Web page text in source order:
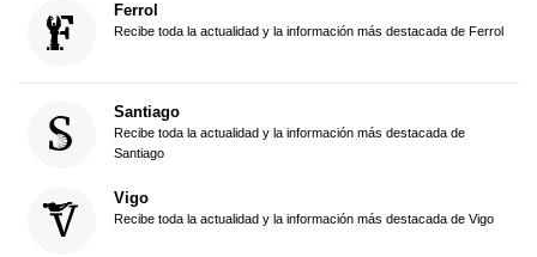
Ferrol
Recibe toda la actualidad y la información más destacada de Ferrol
Santiago
Recibe toda la actualidad y la información más destacada de
Santiago
Vigo
Recibe toda la actualidad y la información más destacada de Vigo